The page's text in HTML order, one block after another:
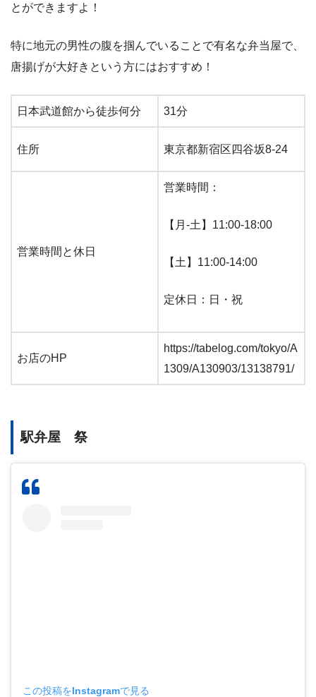
とができますよ！
特に地元の男性の腹を掴んでいることで有名な弁当屋で、
唐揚げが大好きという方にはおすすめ！
日本武道館から徒歩何分 31分
住所 東京都新宿区四谷坂8-24
営業時間と休日
営業時間：
【月-土】11:00-18:00
【土】11:00-14:00
定休日：日・祝
お店のHP
https://tabelog.com/tokyo/A
1309/A130903/13138791/
駅弁屋 祭
この投稿をInstagramで見る